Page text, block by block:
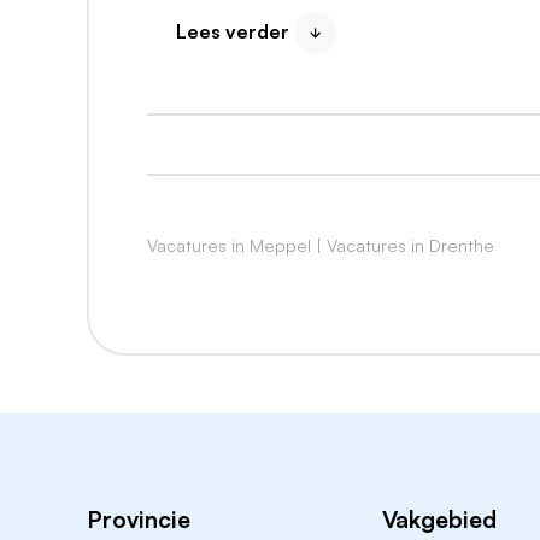
werkbare afspraken en verbeteringen
Jouw uitdaging. Jij:
Ontwikkelt en implementeert samen
Regisseert de ontwikkeling van
Zorgt voor inzicht en sturing op
Signaleert knelpunten in doorstroom,
Lees verder
Vacatures in Meppel | Vacatures in Drenthe
Provincie Vakgebied